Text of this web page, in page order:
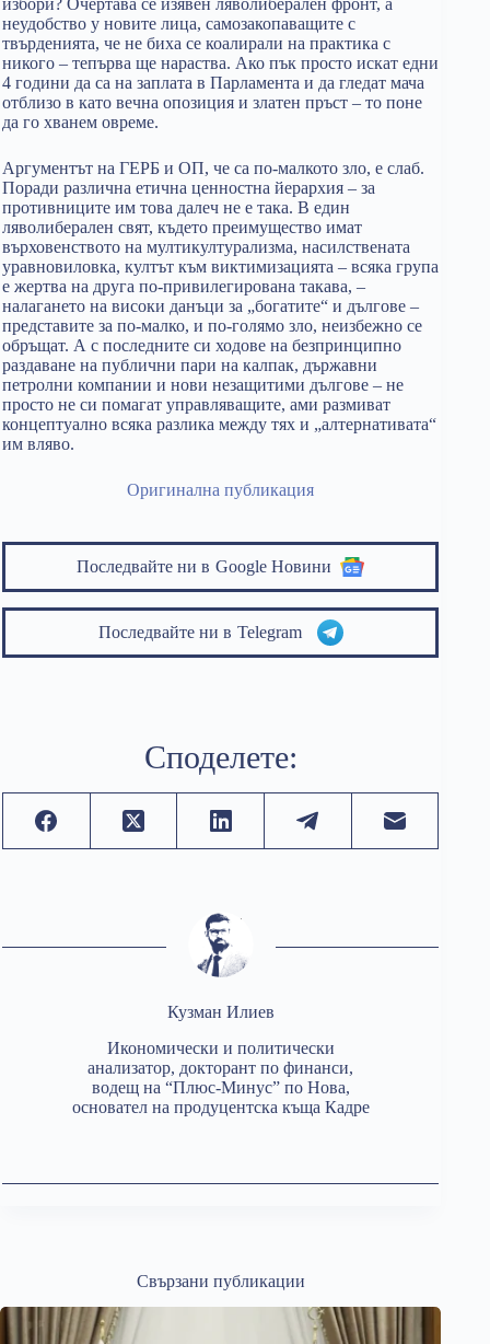
неудобство у новите лица, самозакопаващите с
твърденията, че не биха се коалирали на практика с
никого – тепърва ще нараства. Ако пък просто искат едни
4 години да са на заплата в Парламента и да гледат мача
отблизо в като вечна опозиция и златен пръст – то поне
да го хванем овреме.
Аргументът на ГЕРБ и ОП, че са по-малкото зло, е слаб.
Поради различна етична ценностна йерархия – за
противниците им това далеч не е така. В един
ляволиберален свят, където преимущество имат
върховенството на мултикултурализма, насилствената
уравновиловка, култът към виктимизацията – всяка група
е жертва на друга по-привилегирована такава, –
налагането на високи данъци за „богатите“ и дългове –
представите за по-малко, и по-голямо зло, неизбежно се
обръщат. А с последните си ходове на безпринципно
раздаване на публични пари на калпак, държавни
петролни компании и нови незащитими дългове – не
просто не си помагат управляващите, ами размиват
концептуално всяка разлика между тях и „алтернативата“
им вляво.
Оригинална публикация
Последвайте ни в Google Новини
Последвайте ни в Telegram
Споделете:
Кузман Илиев
Икономически и политически
анализатор, докторант по финанси,
водещ на “Плюс-Минус” по Нова,
основател на продуцентска къща Кадре
Свързани публикации